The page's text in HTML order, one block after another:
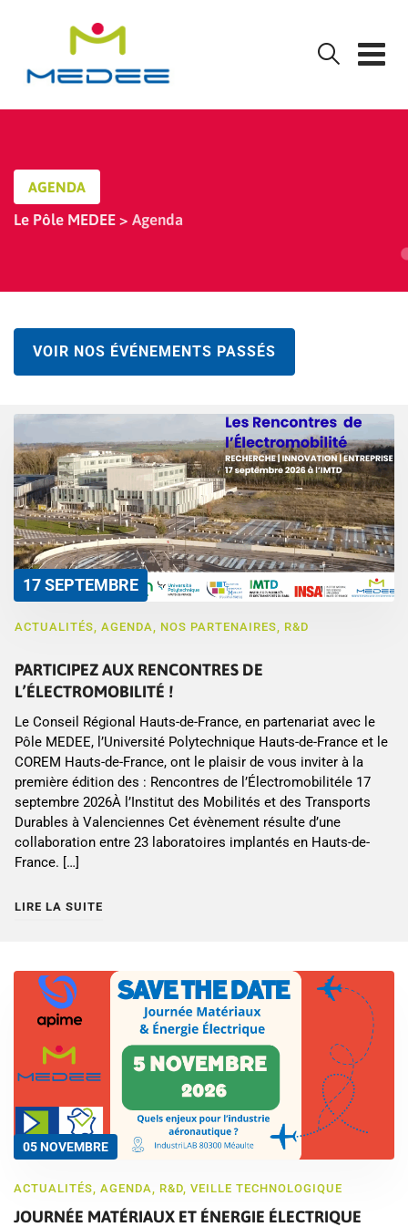
AGENDA
Le Pôle MEDEE > Agenda
VOIR NOS ÉVÉNEMENTS PASSÉS
17 SEPTEMBRE
ACTUALITÉS, AGENDA, NOS PARTENAIRES, R&D
PARTICIPEZ AUX RENCONTRES DE
L’ÉLECTROMOBILITÉ !
Le Conseil Régional Hauts-de-France, en partenariat avec le
Pôle MEDEE, l’Université Polytechnique Hauts-de-France et le
COREM Hauts-de-France, ont le plaisir de vous inviter à la
première édition des : Rencontres de l’Électromobilitéle 17
septembre 2026À l’Institut des Mobilités et des Transports
Durables à Valenciennes Cet évènement résulte d’une
collaboration entre 23 laboratoires implantés en Hauts-de-
France. […]
LIRE LA SUITE
05 NOVEMBRE
ACTUALITÉS AGENDA R&D VEILLE TECHNOLOGIQUE
JOURNÉE MATÉRIAUX ET ÉNERGIE ÉLECTRIQUE